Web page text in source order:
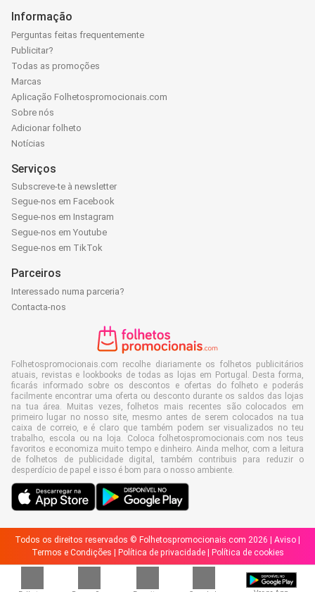
Informação
Perguntas feitas frequentemente
Publicitar?
Todas as promoções
Marcas
Aplicação Folhetospromocionais.com
Sobre nós
Adicionar folheto
Notícias
Serviços
Subscreve-te à newsletter
Segue-nos em Facebook
Segue-nos em Instagram
Segue-nos em Youtube
Segue-nos em TikTok
Parceiros
Interessado numa parceria?
Contacta-nos
Folhetospromocionais.com recolhe diariamente os folhetos publicitários
atuais, revistas e lookbooks de todas as lojas em Portugal. Desta forma,
ficarás informado sobre os descontos e ofertas do folheto e poderás
facilmente encontrar uma oferta ou desconto durante os saldos das lojas
na tua área. Muitas vezes, folhetos mais recentes são colocados em
primeiro lugar no nosso site, mesmo antes de serem colocados na tua
caixa de correio, e é claro que também podem ser visualizados no teu
trabalho, escola ou na loja. Coloca folhetospromocionais.com nos teus
favoritos e economiza muito tempo e dinheiro. Ainda melhor, com a leitura
de folhetos de publicidade digital, também contribuis para reduzir o
desperdício de papel e isso é bom para o nosso ambiente.
Todos os direitos reservados © Folhetospromocionais.com 2026 | Aviso
Termos e Condições
Política de privacidade| Política de cookies